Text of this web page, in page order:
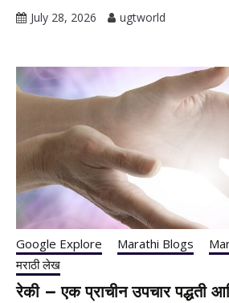
July 28, 2026 ugtworld
Google Explore Marathi Blogs
मराठी लेख
रेकी – एक प्राचीन उपचार पद्धती